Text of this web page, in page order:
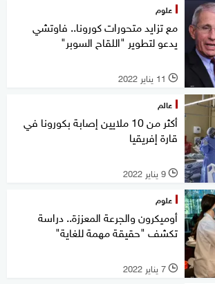
علوم
مع تزايد متحورات كورونا.. فاوتشي
يدعو لتطوير "اللقاح السوبر"
l 11 يناير 2022
عالم
أكثر من 10 ملايين إصابة بكورونا في
قارة إفريقيا
l 9 يناير 2022
علوم
أوميكرون والجرعة المعززة.. دراسة
تكشف "حقيقة مهمة للغاية"
l 7 يناير 2022